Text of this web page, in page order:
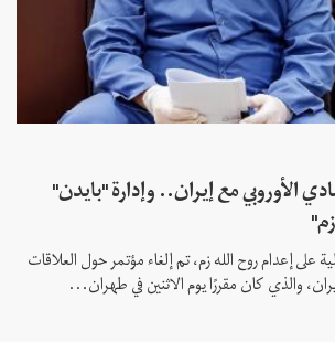
الأوروبي مع إيران.. وإدارة "بايدن"
على إعدام روح الله زم، تم إلغاء مؤتمر حول العلاقات
والذي كان مقررًا يوم الاثنين في طهران...